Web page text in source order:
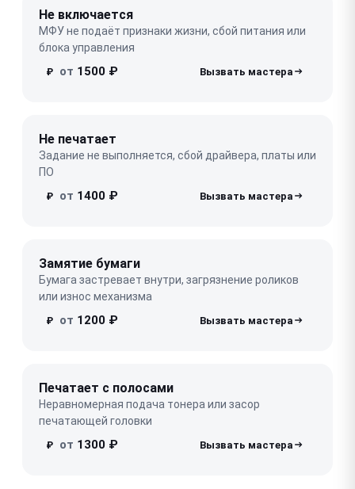
Не включается
МФУ не подаёт признаки жизни, сбой питания или
блока управления
₽ от 1500 ₽
Не печатает
Задание не выполняется, сбой драйвера, платы или
ПО
₽ от 1400 ₽
Замятие бумаги
Бумага застревает внутри, загрязнение роликов
или износ механизма
₽ от 1200 ₽
Печатает с полосами
Неравномерная подача тонера или засор
печатающей головки
₽ от 1300 ₽